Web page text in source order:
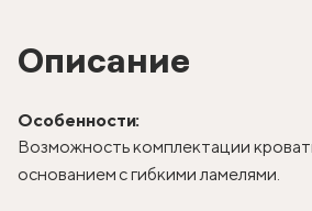
Описание
Особенности:
Возможность комплектации
основанием с гибкими ламелями.